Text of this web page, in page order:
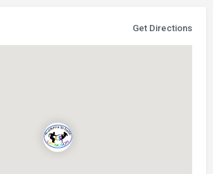
Get Directions